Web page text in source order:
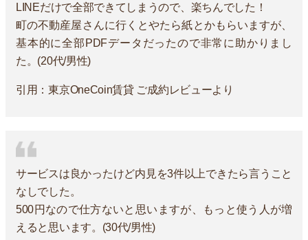
LINEだけで全部できてしまうので、楽ちんでした！
町の不動産屋さんに行くとやたら紙とかもらいますが、
基本的に全部PDFデータだったので非常に助かりまし
た。(20代/男性)
引用：東京OneCoin賃貸 ご成約レビューより
サービスは良かったけど内見を3件以上できたら言うこと
なしでした。
500円なので仕方ないと思いますが、もっと使う人が増
えると思います。(30代/男性)